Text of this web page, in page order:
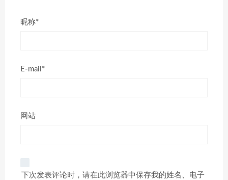
昵称*
E-mail*
网站
下次发表评论时，请在此浏览器中保存我的姓名、电子